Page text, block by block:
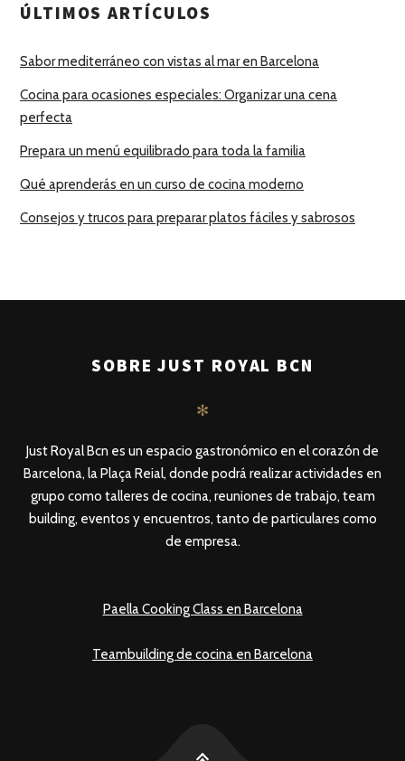
ÚLTIMOS ARTÍCULOS
Sabor mediterráneo con vistas al mar en Barcelona
Cocina para ocasiones especiales: Organizar una cena
perfecta
Prepara un menú equilibrado para toda la familia
Qué aprenderás en un curso de cocina moderno
Consejos y trucos para preparar platos fáciles y sabrosos
SOBRE JUST ROYAL BCN
✻
Just Royal Bcn es un espacio gastronómico en el corazón de
Barcelona, la Plaça Reial, donde podrá realizar actividades en
grupo como talleres de cocina, reuniones de trabajo, team
building, eventos y encuentros, tanto de particulares como
de empresa.
Paella Cooking Class en Barcelona
Teambuilding de cocina en Barcelona